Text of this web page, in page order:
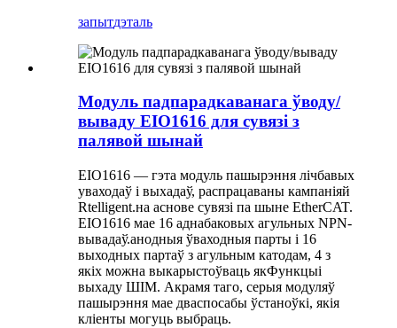
запытдэталь
Модуль падпарадкаванага ўводу/
вываду EIO1616 для сувязі з
палявой шынай
EIO1616 — гэта модуль пашырэння лічбавых
уваходаў і выхадаў, распрацаваны кампаніяй
Rtelligent.на аснове сувязі па шыне EtherCAT.
EIO1616 мае 16 аднабаковых агульных NPN-
вывадаў.анодныя ўваходныя парты і 16
выходных партаў з агульным катодам, 4 з
якіх можна выкарыстоўваць якФункцыі
выхаду ШІМ. Акрамя таго, серыя модуляў
пашырэння мае дваспосабы ўстаноўкі, якія
кліенты могуць выбраць.